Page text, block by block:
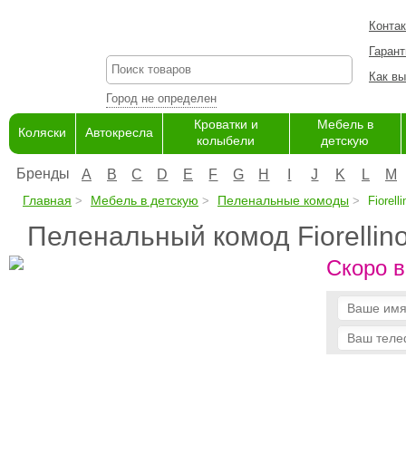
Город не определен
Как
Коляски Автокресла
Кроватки и
колыбели
Мебель в
детскую
Бренды A B C D E F G H J K L M
Главная Мебель в детскую Пеленальные комоды
Пеленальный комод
Скоро